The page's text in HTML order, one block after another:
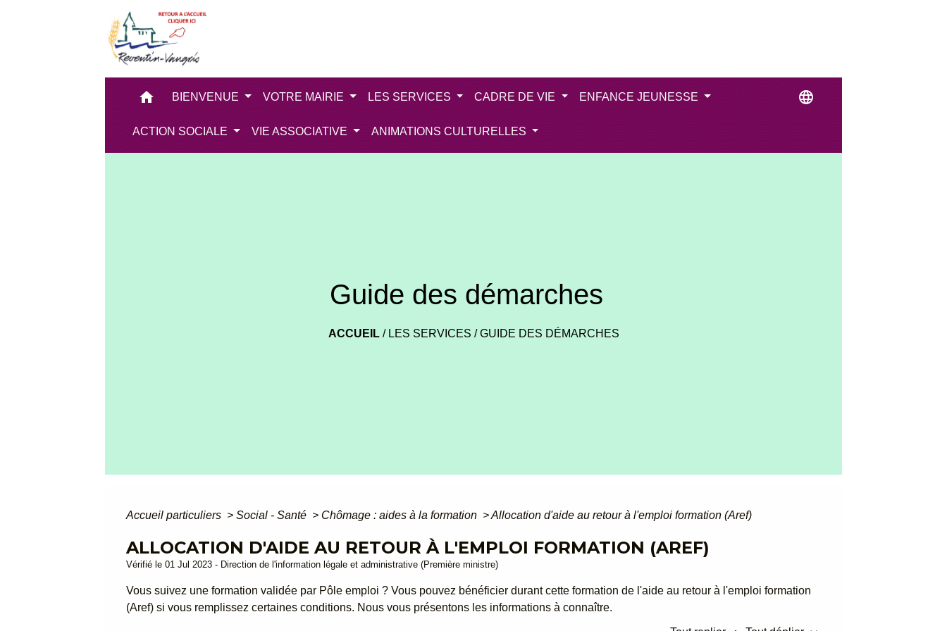
home BIENVENUE VOTRE MAIRIE LES SERVICES CADRE DE VIE ENFANCE JEUNESSE
ACTION SOCIALE VIE ASSOCIATIVE ANIMATIONS CULTURELLES
language
Guide des démarches
ACCUEIL/ LES SERVICES /GUIDE DES DÉMARCHES
Accueil particuliers > Social - Santé > Chômage : aides à la formation > Allocation d'aide au retour à l'emploi formation (Aref)
ALLOCATION D'AIDE AU RETOUR À L'EMPLOI FORMATION (AREF)
Vérifié le 01 Jul 2023 - Direction de l'information légale et administrative (Première ministre)
Vous suivez une formation validée par Pôle emploi ? Vous pouvez bénéficier durant cette formation de l'aide au retour à l'emploi formation
(Aref) si vous remplissez certaines conditions. Nous vous présentons les informations à connaître.